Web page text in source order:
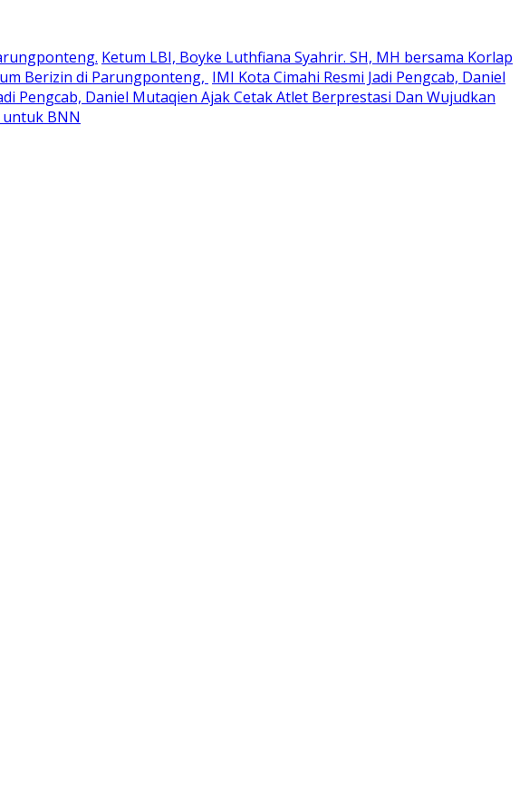
Ketum LBI, Boyke Luthfiana Syahrir. SH, MH bersama Korlap
Berizin di Parungponteng, IMI Kota Cimahi Resmi Jadi Pengcab, Daniel
Pengcab, Daniel Mutaqien Ajak Cetak Atlet Berprestasi Dan Wujudkan
untuk BNN